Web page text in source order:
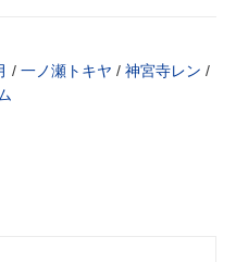
/ 一ノ瀬トキヤ / 神宮寺レン /